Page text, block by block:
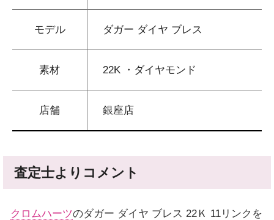
モデル ダガー ダイヤ ブレス
素材 22K ・ダイヤモンド
店舗 銀座店
査定士よりコメント
クロムハーツのダガー ダイヤ ブレス 22Ｋ 11リンクを